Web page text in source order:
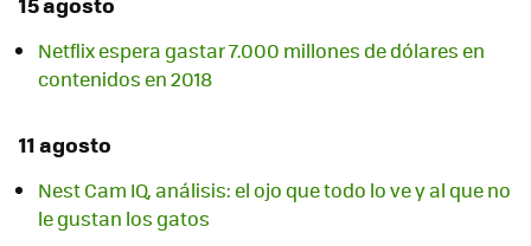
Netflix espera gastar 7.000 millones de dólares en
contenidos en 2018
11 agosto
Nest Cam IQ, análisis: el ojo que todo lo ve y al que no
le gustan los gatos